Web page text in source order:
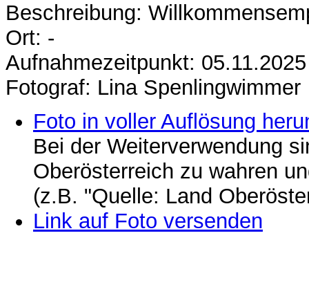
Beschreibung:
Ort: -
Aufnahmezeitpunkt: 05.11.2025
Fotograf: Lina Spenlingwimmer
Foto in voller Auflösung
Bei der Weiterverwendung
Oberösterreich zu wahren
(z.B. "Quelle: Land
Link auf Foto versenden